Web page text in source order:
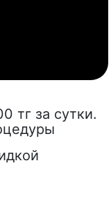
тг за сутки.